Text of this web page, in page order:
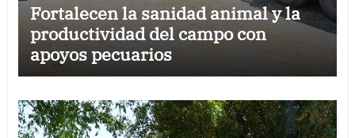
Fortalecen la sanidad animal y la
productividad del campo con
apoyos pecuarios